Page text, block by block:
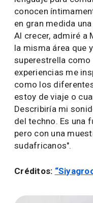
conocen
en gran medida
Al crecer, admiré a
la misma área que
superestrella
experiencias me
como los
estoy de viaje o
Describiría mi
del techno. Es una
pero con una
sudafricanos".
Créditos: